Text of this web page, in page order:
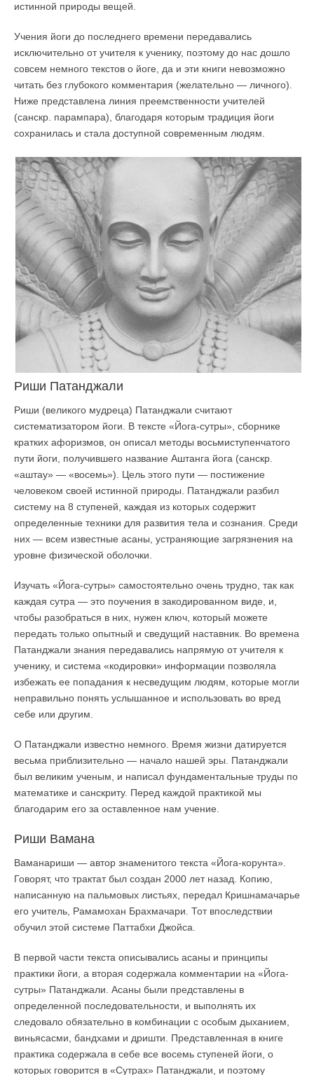
истинной природы вещей.
Учения йоги до последнего времени передавались
исключительно от учителя к ученику, поэтому до нас дошло
совсем немного текстов о йоге, да и эти книги невозможно
читать без глубокого комментария (желательно — личного).
Ниже представлена линия преемственности учителей
(санскр. парампара), благодаря которым традиция йоги
сохранилась и стала доступной современным людям.
Риши Патанджали
Риши (великого мудреца) Патанджали считают
систематизатором йоги. В тексте «Йога-сутры», сборнике
кратких афоризмов, он описал методы восьмиступенчатого
пути йоги, получившего название Аштанга йога (санскр.
«аштау» — «восемь»). Цель этого пути — постижение
человеком своей истинной природы. Патанджали разбил
систему на 8 ступеней, каждая из которых содержит
определенные техники для развития тела и сознания. Среди
них — всем известные асаны, устраняющие загрязнения на
уровне физической оболочки.
Изучать «Йога-сутры» самостоятельно очень трудно, так как
каждая сутра — это поучения в закодированном виде, и,
чтобы разобраться в них, нужен ключ, который можете
передать только опытный и сведущий наставник. Во времена
Патанджали знания передавались напрямую от учителя к
ученику, и система «кодировки» информации позволяла
избежать ее попадания к несведущим людям, которые могли
неправильно понять услышанное и использовать во вред
себе или другим.
О Патанджали известно немного. Время жизни датируется
весьма приблизительно — начало нашей эры. Патанджали
был великим ученым, и написал фундаментальные труды по
математике и санскриту. Перед каждой практикой мы
благодарим его за оставленное нам учение.
Риши Вамана
Ваманариши — автор знаменитого текста «Йога-корунта».
Говорят, что трактат был создан 2000 лет назад. Копию,
написанную на пальмовых листьях, передал Кришнамачарье
его учитель, Рамамохан Брахмачари. Тот впоследствии
обучил этой системе Паттабхи Джойса.
В первой части текста описывались асаны и принципы
практики йоги, а вторая содержала комментарии на «Йога-
сутры» Патанджали. Асаны были представлены в
определенной последовательности, и выполнять их
следовало обязательно в комбинации с особым дыханием,
виньясасми, бандхами и дришти. Представленная в книге
практика содержала в себе все восемь ступеней йоги, о
которых говорится в «Сутрах» Патанджали, и поэтому